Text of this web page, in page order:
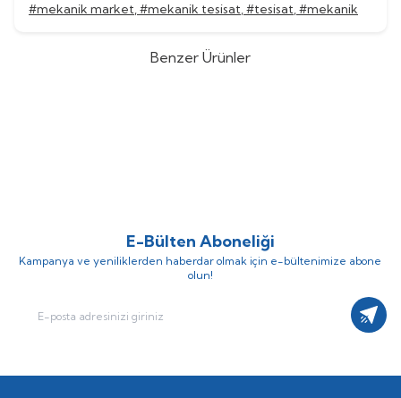
#mekanik market,#mekanik tesisat,#tesisat,#mekanik
Benzer Ürünler
E-Bülten Aboneliği
Kampanya ve yeniliklerden haberdar olmak için e-bültenimize abone
olun!